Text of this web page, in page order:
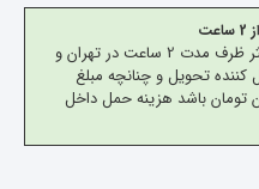
از زمان سفارش این کالا حداکثر ظرف مدت 2 ساعت در تهران و
تحویل و چنانچه مبلغ
تومان باشد هزینه حمل داخل